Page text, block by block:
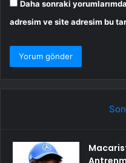
Daha sonraki
adresim ve site adresim bu